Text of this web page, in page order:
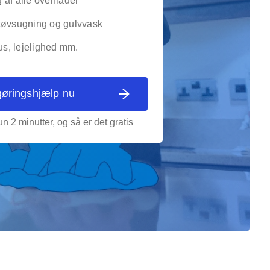
og gulvvask
lejelighed mm.
nu
2 minutter, og så er det gratis